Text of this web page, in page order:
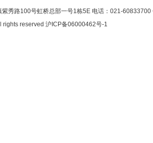
紫秀路100号虹桥总部一号1栋5E 电话：021-
reserved 沪ICP备06000462号-1